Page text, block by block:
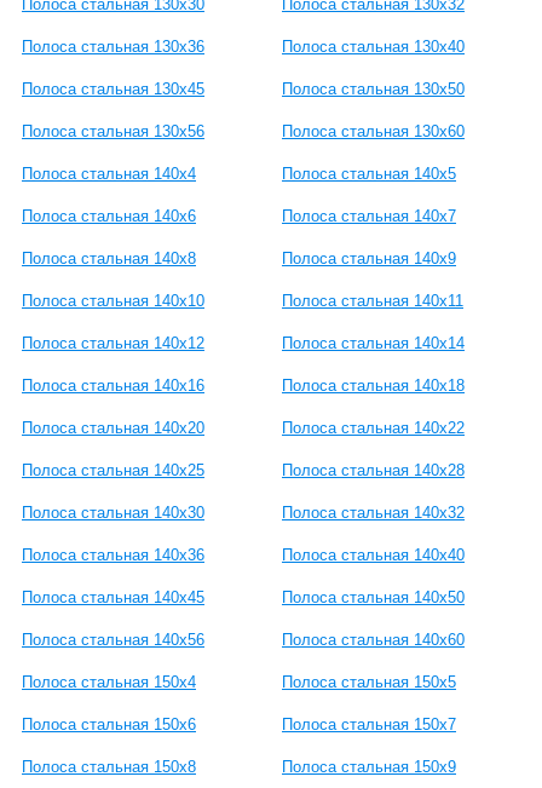
Полоса стальная 130x30 Полоса стальная 130x32
Полоса стальная 130x36 Полоса стальная 130x40
Полоса стальная 130x45 Полоса стальная 130x50
Полоса стальная 130x56 Полоса стальная 130x60
Полоса стальная 140x4 Полоса стальная 140x5
Полоса стальная 140x6 Полоса стальная 140x7
Полоса стальная 140x8 Полоса стальная 140x9
Полоса стальная 140x10 Полоса стальная 140x11
Полоса стальная 140x12 Полоса стальная 140x14
Полоса стальная 140x16 Полоса стальная 140x18
Полоса стальная 140x20 Полоса стальная 140x22
Полоса стальная 140x25 Полоса стальная 140x28
Полоса стальная 140x30 Полоса стальная 140x32
Полоса стальная 140x36 Полоса стальная 140x40
Полоса стальная 140x45 Полоса стальная 140x50
Полоса стальная 140x56 Полоса стальная 140x60
Полоса стальная 150x4 Полоса стальная 150x5
Полоса стальная 150x6 Полоса стальная 150x7
Полоса стальная 150x8 Полоса стальная 150x9